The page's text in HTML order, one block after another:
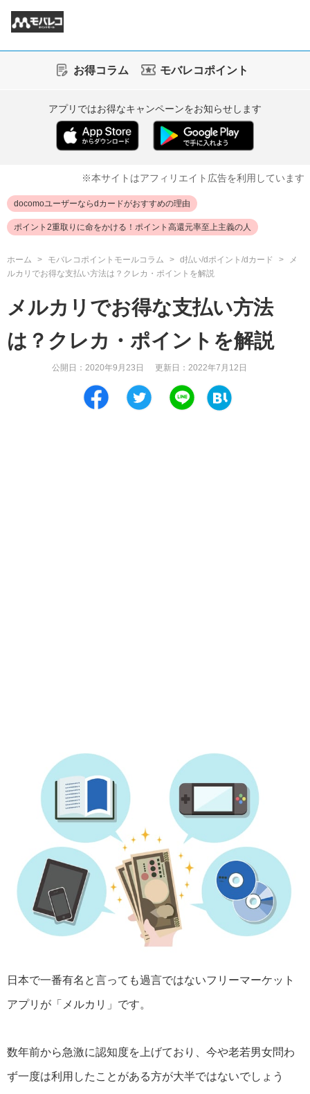
お得コラム モバレコポイント
アプリではお得なキャンペーンをお知らせします
※本サイトはアフィリエイト広告を利用しています
docomoユーザーならdカードがおすすめの理由
ポイント2重取りに命をかける！ポイント高還元率至上主義の人
ホーム モバレコポイントモールコラム d払い/dポイント/dカード
メ
ルカリでお得な支払い方法は？クレカ・ポイントを解説
メルカリでお得な支払い方法
は？クレカ・ポイントを解説
公開日： 2020年9月23日 更新日： 2022年7月12日
日本で一番有名と言っても過言ではないフリーマーケット
アプリが「メルカリ」です。
数年前から急激に認知度を上げており、今や老若男女問わ
ず一度は利用したことがある方が大半ではないでしょう